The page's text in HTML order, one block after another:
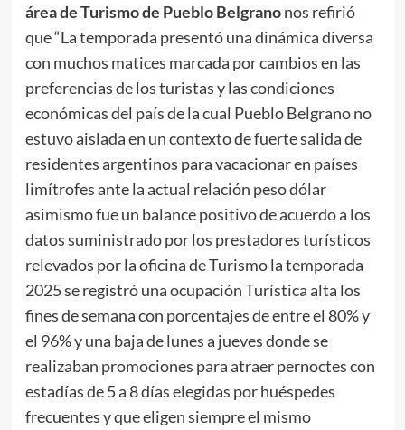
área de Turismo de Pueblo Belgranonos refirió
que “La temporada presentó una dinámica diversa
con muchos matices marcada por cambios en las
preferencias de los turistas y las condiciones
económicas del país de la cual Pueblo Belgrano no
estuvo aislada en un contexto de fuerte salida de
residentes argentinos para vacacionar en países
limítrofes ante la actual relación peso dólar
asimismo fue un balance positivo de acuerdo a los
datos suministrado por los prestadores turísticos
relevados por la oficina de Turismo la temporada
2025 se registró una ocupación Turística alta los
fines de semana con porcentajes de entre el 80% y
el 96% y una baja de lunes a jueves donde se
realizaban promociones para atraer pernoctes con
estadías de 5 a 8 días elegidas por huéspedes
frecuentes y que eligen siempre el mismo